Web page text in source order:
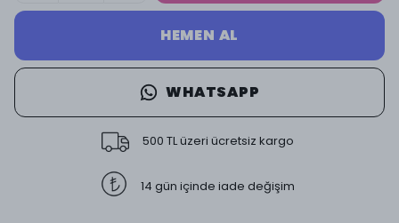
HEMEN AL
WHATSAPP
500 TL üzeri ücretsiz kargo
14 gün içinde iade değişim